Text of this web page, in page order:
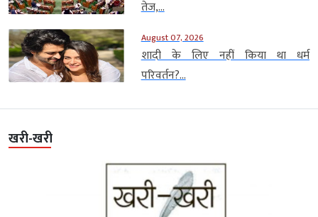
तेज,...
August 07, 2026
शादी के लिए नहीं किया था धर्म
परिवर्तन?...
खरी-खरी